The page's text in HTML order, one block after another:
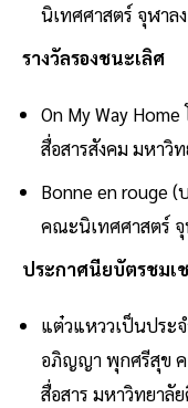
นิเทศศาสตร์ จุฬาล
รางวัลรองชนะเลิศ
On My Way
สื่อสารสังคม มหาวิ
Bonne en rouge
คณะนิเทศศาสตร์
ประกาศนียบัตรชมเ
แต๋วแหววเป็นประจ
อภิญญา พุกศรีสุข ค
สื่อสาร มหาวิทยาลั